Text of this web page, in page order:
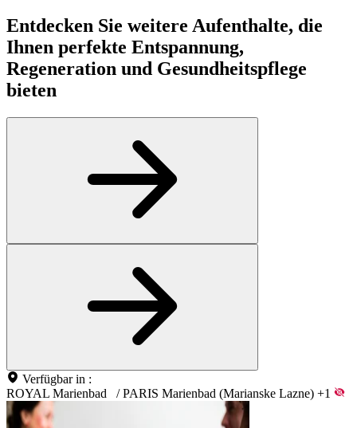
Entdecken Sie weitere Aufenthalte, die
Ihnen perfekte Entspannung,
Regeneration und Gesundheitspflege
bieten
Verfügbar in :
ROYAL Marienbad
/ PARIS Marienbad (Marianske Lazne) +1